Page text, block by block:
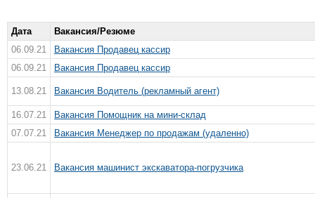
Дата
Вакансия/Резюме
06.09.21
Вакансия Продавец кассир
06.09.21
Вакансия Продавец кассир
13.08.21 Вакансия Водитель (рекламный агент)
16.07.21
Вакансия Помощник на мини-склад
07.07.21
Вакансия Менеджер по продажам (удаленно)
23.06.21 Вакансия машинист экскаватора-погрузчика